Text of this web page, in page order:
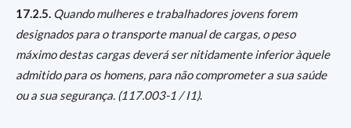
17.2.5. Quando mulheres e trabalhadores jovens forem
designados para o transporte manual de cargas, o peso
máximo destas cargas deverá ser nitidamente inferior àquele
admitido para os homens, para não comprometer a sua saúde
ou a sua segurança. (117.003-1 / I1).